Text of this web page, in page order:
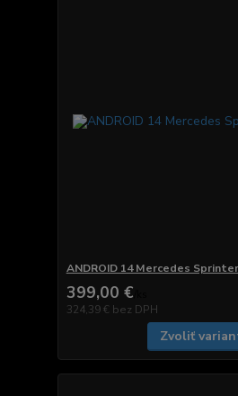
ANDROID 14 Mercedes
399,00 €
324,39 € bez DPH
Zvoliť